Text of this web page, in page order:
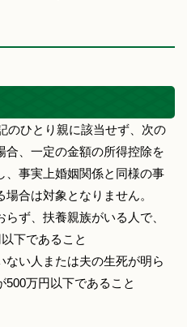
のひとり親に該当せず、次の
合、一定の金額の所得控除を
、事実上婚姻関係と同様の事
合は対象となりません。
ず、扶養親族がいる人で、
下であること
ない人または夫の生死が明ら
万円以下であること